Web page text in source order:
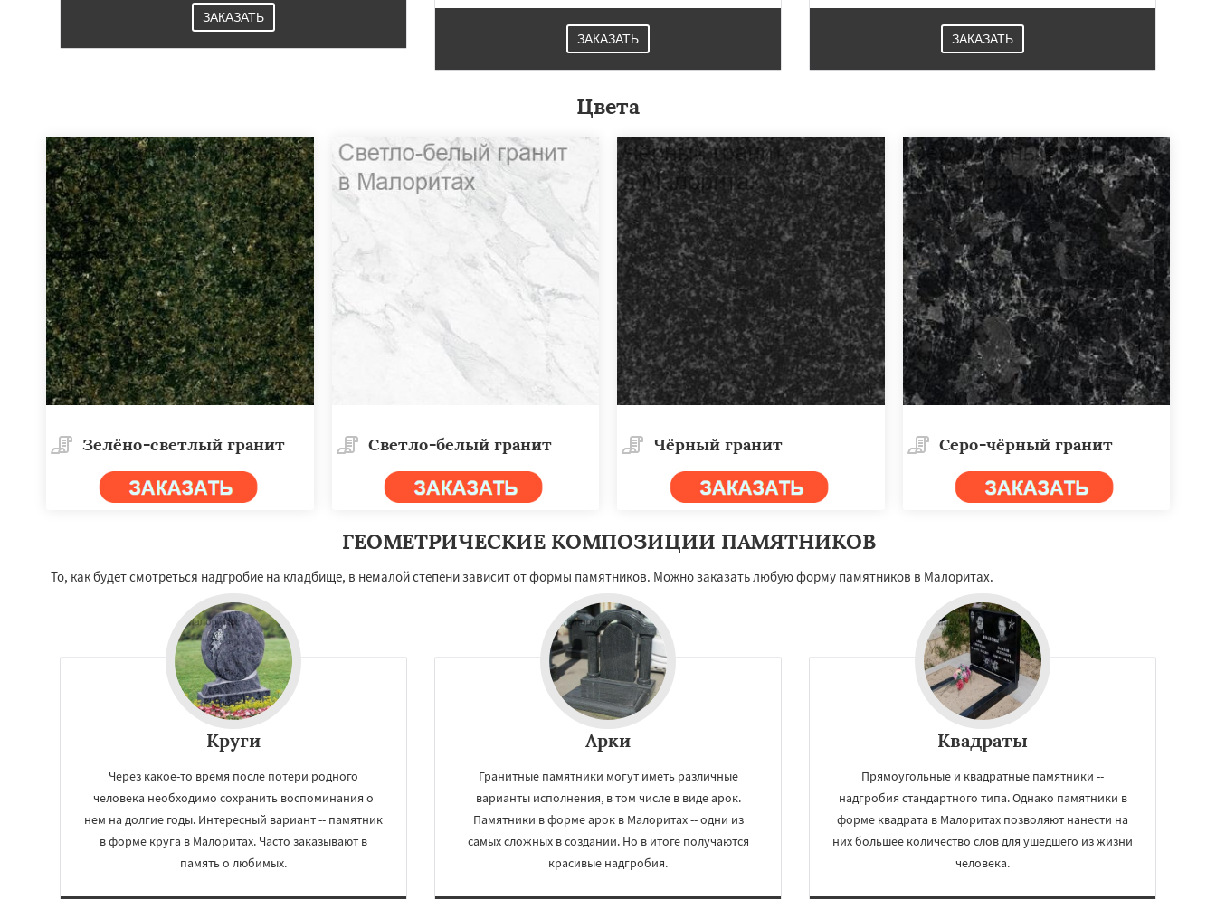
регионам
×
Каменец Давид-Городок
Коссово
ЗАКАЗАТЬ
ЗАКАЗАТЬ ЗАКАЗАТЬ
Цвета
Зелёно-светлый гранит Светло-белый гранит Чёрный гранит Cеро-чёрный гранит
ГЕОМЕТРИЧЕСКИЕ КОМПОЗИЦИИ ПАМЯТНИКОВ
То, как будет смотреться надгробие на кладбище, в немалой степени зависит от формы памятников. Можно заказать любую форму памятников в Малоритах.
Круги
Через какое-то время после потери родного
человека необходимо сохранить воспоминания о
нем на долгие годы. Интересный вариант -- памятник
в форме круга в Малоритах. Часто заказывают в
память о любимых.
Арки
Гранитные памятники могут иметь различные
варианты исполнения, в том числе в виде арок.
Памятники в форме арок в Малоритах -- одни из
самых сложных в создании. Но в итоге получаются
красивые надгробия.
Квадраты
Прямоугольные и квадратные памятники --
надгробия стандартного типа. Однако памятники в
форме квадрата в Малоритах позволяют нанести на
них большее количество слов для ушедшего из жизни
человека.
×
Даю согласие на обработку персональных данных